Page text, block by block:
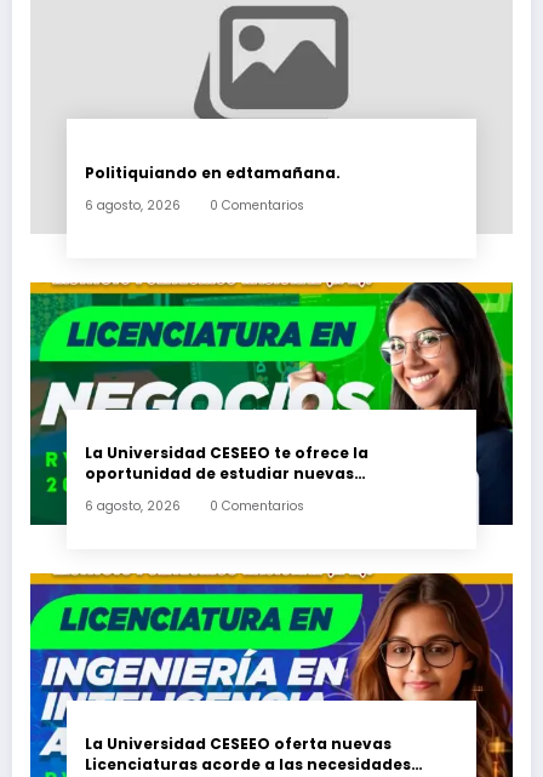
Politiquiando en edtamañana.
6 agosto, 2026 0 Comentarios
La Universidad CESEEO te ofrece la
oportunidad de estudiar nuevas
Escondido, Ixtepec y en la Matriz Juchitán.
6 agosto, 2026 0 Comentarios
La Universidad CESEEO oferta nuevas
Licenciaturas acorde a las necesidades